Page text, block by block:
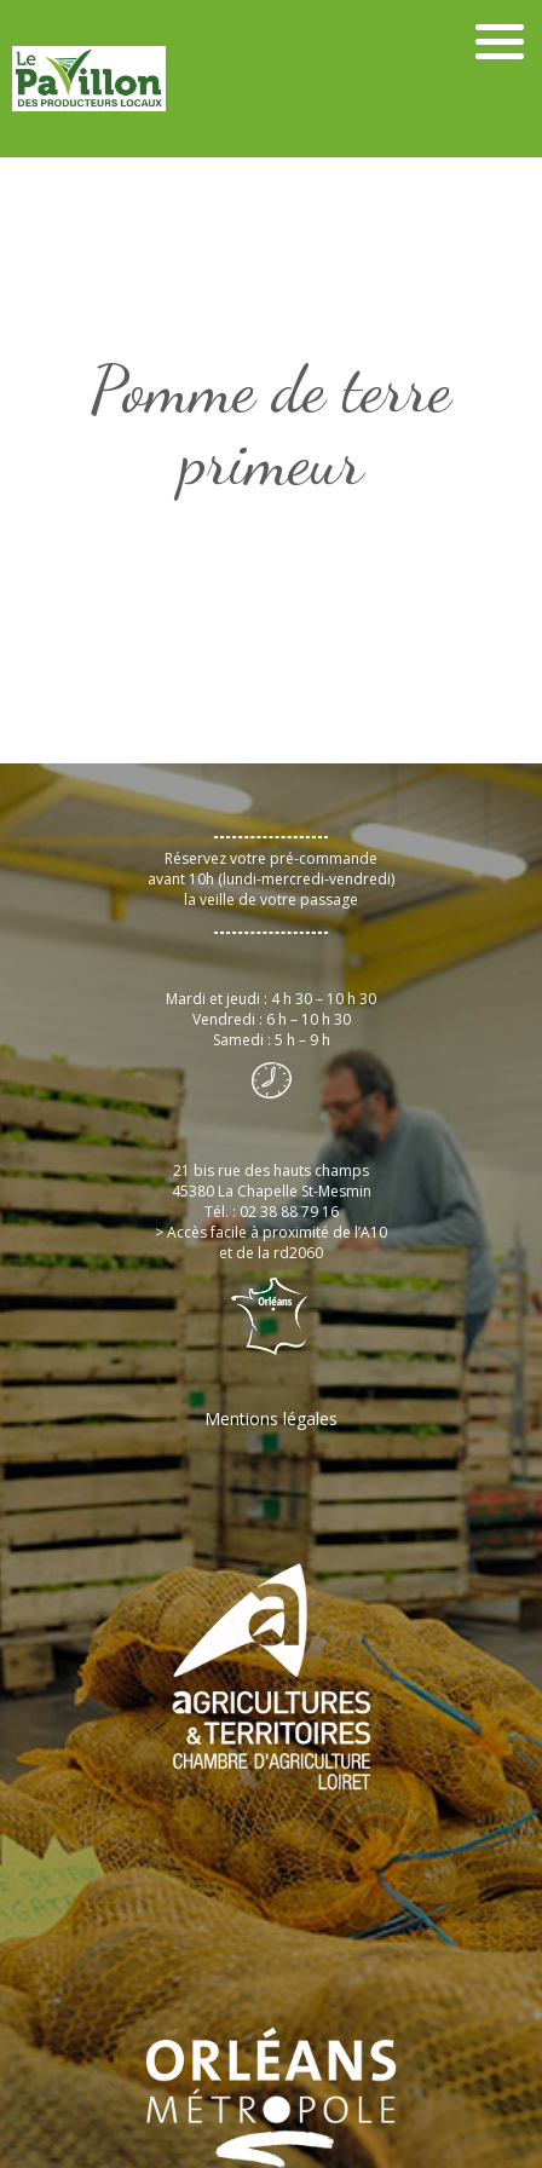
content
Pomme de terre
primeur
Réservez votre pré-commande
avant 10h (lundi-mercredi-vendredi)
la veille de votre passage
Mardi et jeudi : 4 h 30 – 10 h 30
Vendredi : 6 h – 10 h 30
Samedi : 5 h – 9 h
21 bis rue des hauts champs
45380 La Chapelle St-Mesmin
Tél. : 02 38 88 79 16
> Accès facile à proximité de l’A10
et de la rd2060
Mentions légales